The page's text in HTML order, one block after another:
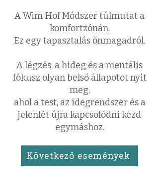
A Wim Hof Módszer túlmutat a
komfortzónán.
Ez egy tapasztalás önmagadról.
A légzés, a hideg és a mentális
fókusz olyan belső állapotot nyit
meg,
ahol a test, az idegrendszer és a
jelenlét újra kapcsolódni kezd
egymáshoz.
Következő események